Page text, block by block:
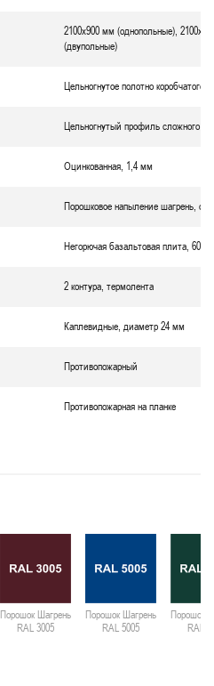
2100х900 мм (однопольные),
(двупольные)
Цельногнутое полотно коробчатого
Цельногнутый профиль сложного
Оцинкованная, 1,4 мм
Порошковое напыление шагрень,
Негорючая базальтовая плита, 60
2 контура, термолента
Каплевидные, диаметр 24 мм
Противопожарный
Противопожарная на планке
Порошок Шагрень
RAL 3005
Порошок Шагрень
RAL 5005
Порошок
RAL